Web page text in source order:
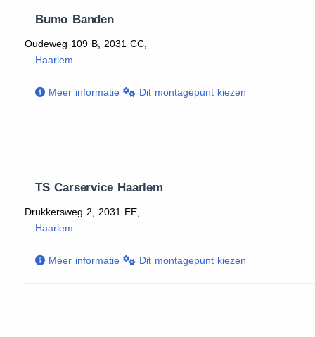
Bumo Banden
Oudeweg 109 B, 2031 CC,
Haarlem
Meer informatie Dit montagepunt kiezen
TS Carservice Haarlem
Drukkersweg 2, 2031 EE,
Haarlem
Meer informatie Dit montagepunt kiezen